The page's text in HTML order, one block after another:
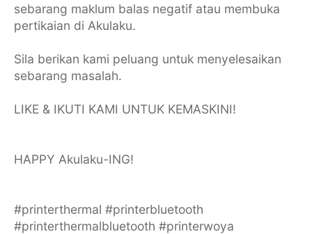
sebarang maklum balas negatif atau membuka
pertikaian di Akulaku.
Sila berikan kami peluang untuk menyelesaikan
sebarang masalah.
LIKE & IKUTI KAMI UNTUK KEMASKINI!
HAPPY Akulaku-ING!
#printerthermal #printerbluetooth
#printerthermalbluetooth #printerwoya